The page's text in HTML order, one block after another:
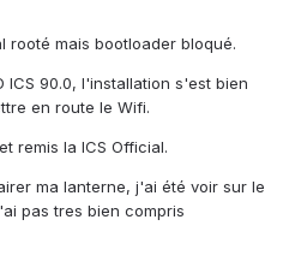
rooté mais bootloader bloqué.
90.0, l'installation s'est bien
en route le Wifi.
remis la ICS Official.
ma lanterne, j'ai été voir sur le
pas tres bien compris